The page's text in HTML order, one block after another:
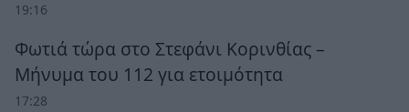
19:16
Φωτιά τώρα στο Στεφάνι Κορινθίας –
Μήνυμα του 112 για ετοιμότητα
17:28